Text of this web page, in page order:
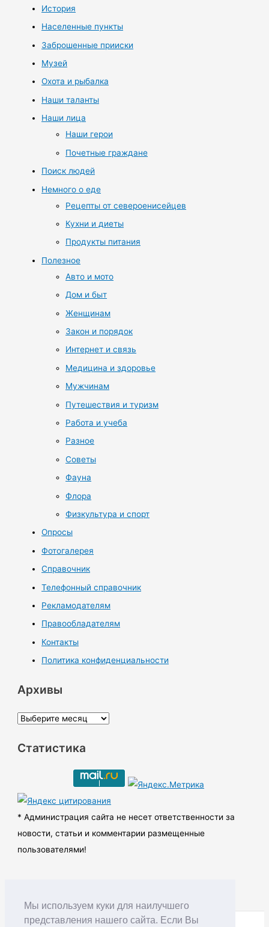
Мы используем куки для наилучшего
представления нашего сайта. Если Вы
История
Населенные пункты
Заброшенные прииски
Музей
Охота и рыбалка
Наши таланты
Наши лица
Наши герои
Почетные граждане
Поиск людей
Немного о еде
Рецепты от североенисейцев
Кухни и диеты
Продукты питания
Полезное
Авто и мото
Дом и быт
Женщинам
Закон и порядок
Интернет и связь
Медицина и здоровье
Мужчинам
Путешествия и туризм
Работа и учеба
Разное
Советы
Фауна
Флора
Физкультура и спорт
Опросы
Фотогалерея
Справочник
Телефонный справочник
Рекламодателям
Правообладателям
Контакты
Политика конфиденциальности
Архивы
А
х
ы
Статистика
* Администрация сайта не несет ответственности за
новости, статьи и комментарии размещенные
пользователями!